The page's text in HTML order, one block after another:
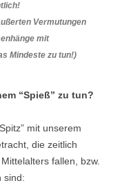
Vermutungen
mit
Mindeste zu tun!)
“Spieß” zu tun?
mit unserem
die zeitlich
fallen, bzw.
sind: